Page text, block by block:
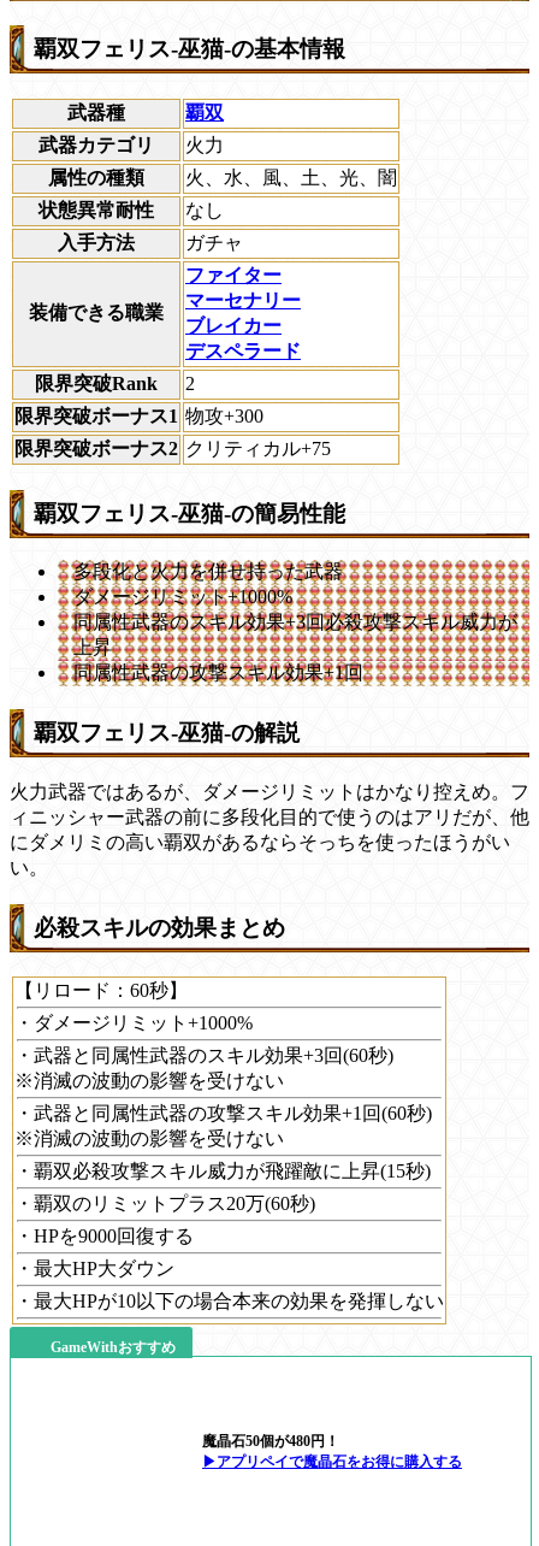
覇双フェリス-巫猫-の基本情報
武器種
覇双
武器カテゴリ
火力
属性の種類
火、水、風、土、光、闇
状態異常耐性
なし
入手方法
ガチャ
装備できる職業
ファイター
マーセナリー
ブレイカー
デスペラード
限界突破Rank
2
限界突破ボーナス1 物攻+300
限界突破ボーナス2 クリティカル+75
覇双フェリス-巫猫-の簡易性能
多段化と火力を併せ持った武器
ダメージリミット+1000%
同属性武器のスキル効果+3回必殺攻撃スキル威力が
上昇
同属性武器の攻撃スキル効果+1回
覇双フェリス-巫猫-の解説
火力武器ではあるが、ダメージリミットはかなり控えめ。フ
ィニッシャー武器の前に多段化目的で使うのはアリだが、他
にダメリミの高い覇双があるならそっちを使ったほうがい
い。
必殺スキルの効果まとめ
【リロード：60秒】
・ダメージリミット+1000%
・武器と同属性武器のスキル効果+3回(60秒)
※消滅の波動の影響を受けない
・武器と同属性武器の攻撃スキル効果+1回(60秒)
※消滅の波動の影響を受けない
・覇双必殺攻撃スキル威力が飛躍敵に上昇(15秒)
・覇双のリミットプラス20万(60秒)
・HPを9000回復する
・最大HP大ダウン
・最大HPが10以下の場合本来の効果を発揮しない
GameWithおすすめ
魔晶石50個が480円！
▶アプリペイで魔晶石をお得に購入する